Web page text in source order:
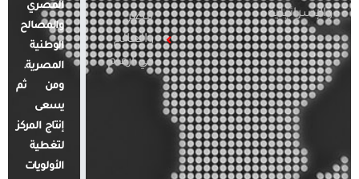
والإسرائيلية
مصر
والعالم
في أرقام
المصري
والمصالح
الوطنية
المصرية.
ومن ثم
يسعى
إنتاج المركز
لتغطية
الأولويات